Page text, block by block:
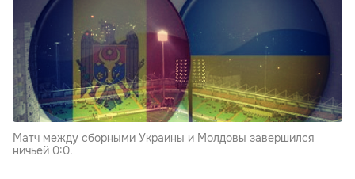
Матч между сборными Украины и Молдовы завершился
ничьей 0:0.